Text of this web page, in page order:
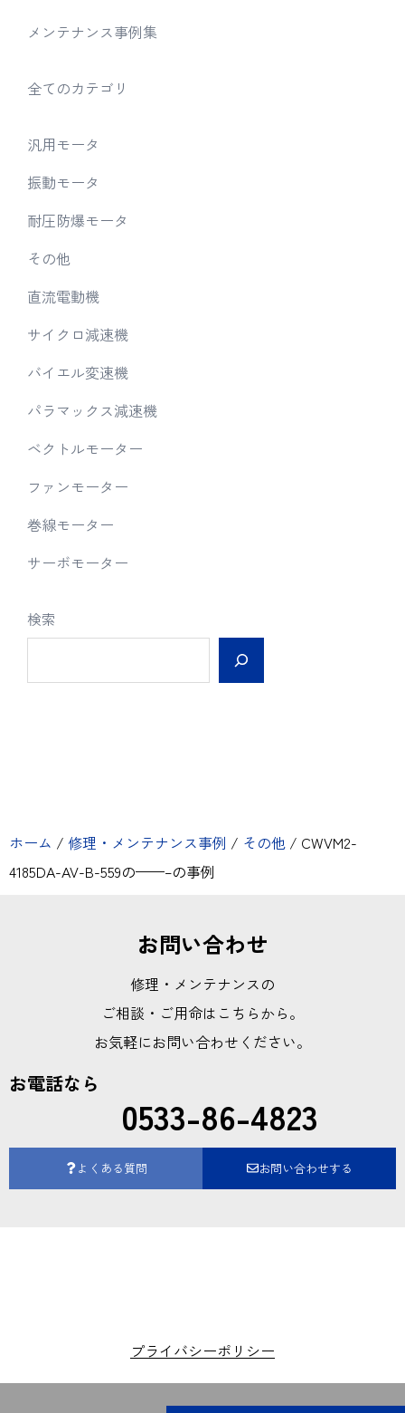
メンテナンス事例集
全てのカテゴリ
汎用モータ
振動モータ
耐圧防爆モータ
その他
直流電動機
サイクロ減速機
バイエル変速機
パラマックス減速機
ベクトルモーター
ファンモーター
巻線モーター
サーボモーター
検索
ホーム / 修理・メンテナンス事例 / その他 / CWVM2-
4185DA-AV-B-559の——–の事例
お問い合わせ
修理・メンテナンスの
ご相談・ご用命はこちらから。
お気軽にお問い合わせください。
お電話なら
0533-86-4823
よくある質問 お問い合わせする
プライバシーポリシー